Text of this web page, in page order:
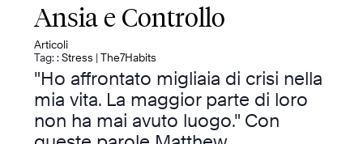
Ansia e Controllo
Articoli
Tag: : Stress |The7Habits
"Ho affrontato migliaia di crisi nella
mia vita. La maggior parte di loro
non ha mai avuto luogo." Con